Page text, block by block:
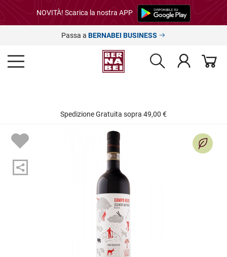
NOVITÀ! Scarica la nostra APP
Passa a BERNABEI BUSINESS
Spedizione Gratuita sopra 49,00 €